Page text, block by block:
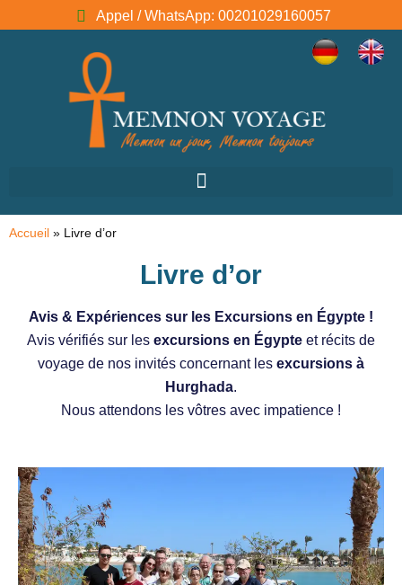
Appel / WhatsApp: 00201029160057
Accueil » Livre d’or
Livre d’or
Avis & Expériences sur les Excursions en Égypte !
Avis vérifiés sur les excursions en Égypte et récits de
voyage de nos invités concernant les excursions à
Hurghada.
Nous attendons les vôtres avec impatience !